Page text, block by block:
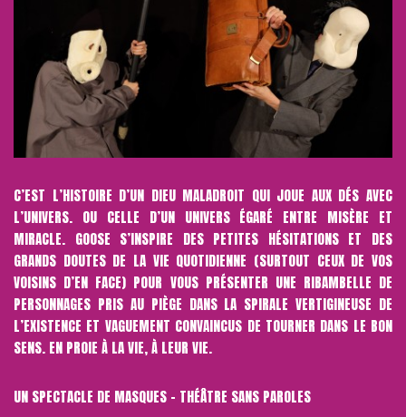
C’EST L’HISTOIRE D’UN DIEU MALADROIT QUI JOUE AUX DÉS AVEC
L’UNIVERS. OU CELLE D’UN UNIVERS ÉGARÉ ENTRE MISÈRE ET
MIRACLE. GOOSE S’INSPIRE DES PETITES HÉSITATIONS ET DES
GRANDS DOUTES DE LA VIE QUOTIDIENNE (SURTOUT CEUX DE VOS
VOISINS D’EN FACE) POUR VOUS PRÉSENTER UNE RIBAMBELLE DE
PERSONNAGES PRIS AU PIÈGE DANS LA SPIRALE VERTIGINEUSE DE
L’EXISTENCE ET VAGUEMENT CONVAINCUS DE TOURNER DANS LE BON
SENS. EN PROIE À LA VIE, À LEUR VIE.
UN SPECTACLE DE MASQUES – THÉÂTRE SANS PAROLES